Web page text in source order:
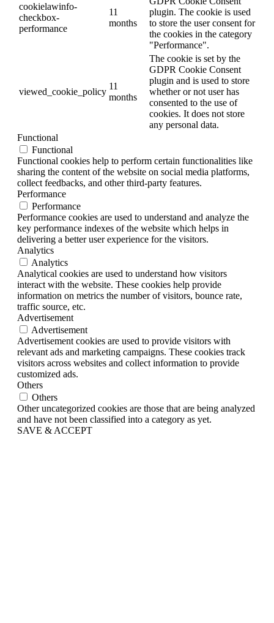
cookielawinfo-
checkbox-
performance
11
months
plugin. The cookie is used
to store the user consent for
the cookies in the category
"Performance".
viewed_cookie_policy
11
months
The cookie is set by the
GDPR Cookie Consent
plugin and is used to store
whether or not user has
consented to the use of
cookies. It does not store
any personal data.
Functional
Functional
Functional cookies help to perform certain functionalities like
sharing the content of the website on social media platforms,
collect feedbacks, and other third-party features.
Performance
Performance
Performance cookies are used to understand and analyze the
key performance indexes of the website which helps in
delivering a better user experience for the visitors.
Analytics
Analytics
Analytical cookies are used to understand how visitors
interact with the website. These cookies help provide
information on metrics the number of visitors, bounce rate,
traffic source, etc.
Advertisement
Advertisement
Advertisement cookies are used to provide visitors with
relevant ads and marketing campaigns. These cookies track
visitors across websites and collect information to provide
customized ads.
Others
Others
Other uncategorized cookies are those that are being analyzed
and have not been classified into a category as yet.
SAVE & ACCEPT